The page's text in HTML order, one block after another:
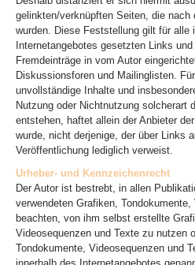
gelinkten/verknüpften Seiten, die nach
wurden. Diese Feststellung gilt für alle
Internetangebotes gesetzten Links
Fremdeinträge in vom Autor
Diskussionsforen und Mailinglisten.
unvollständige Inhalte und
Nutzung oder Nichtnutzung solcherart
entstehen, haftet allein der Anbieter
wurde, nicht derjenige, der über Links
Veröffentlichung lediglich verweist.
Urheber- und Kennzeichenrecht
Der Autor ist bestrebt, in allen
verwendeten Grafiken,
beachten, von ihm selbst erstellte
Videosequenzen und Texte zu nutzen
Tondokumente, Videosequenzen und